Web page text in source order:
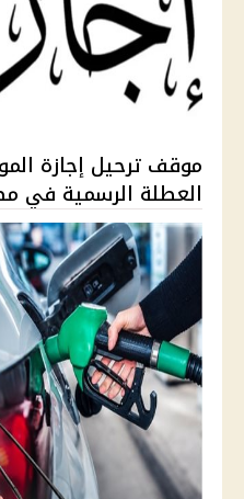
العطلة الرسمية في